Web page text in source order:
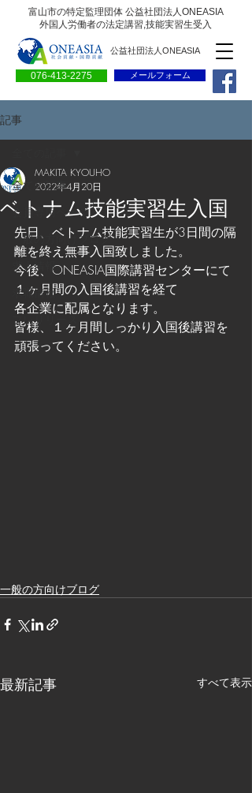
富山市の特定監理団体 公益社団法人ONEASIA
外国人労働者の法定講習,技能実習生受入
076-413-2275
公益社団法人ONEASIA
メールフォーム
記事
全ての記事
会員専用ページ
一般の方向けブログ
求人情報
求職情報
プレリリース
ベトナム技能実習生入国
MAKITA KYOUHO
2022年4月20日
先日、ベトナム技能実習生が3日間の隔
離を終え無事入国致しました。
今後、ONEASIA国際講習センターにて
１ヶ月間の入国後講習を経て
各企業に配属となります。
皆様、１ヶ月間しっかり入国後講習を
頑張ってください。
一般の方向けブログ
最新記事 すべて表示